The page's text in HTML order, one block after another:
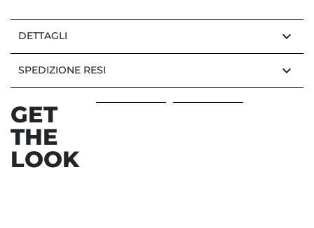
DETTAGLI keyboard_arrow_down
SPEDIZIONE RESI keyboard_arrow_down
GET
THE
LOOK